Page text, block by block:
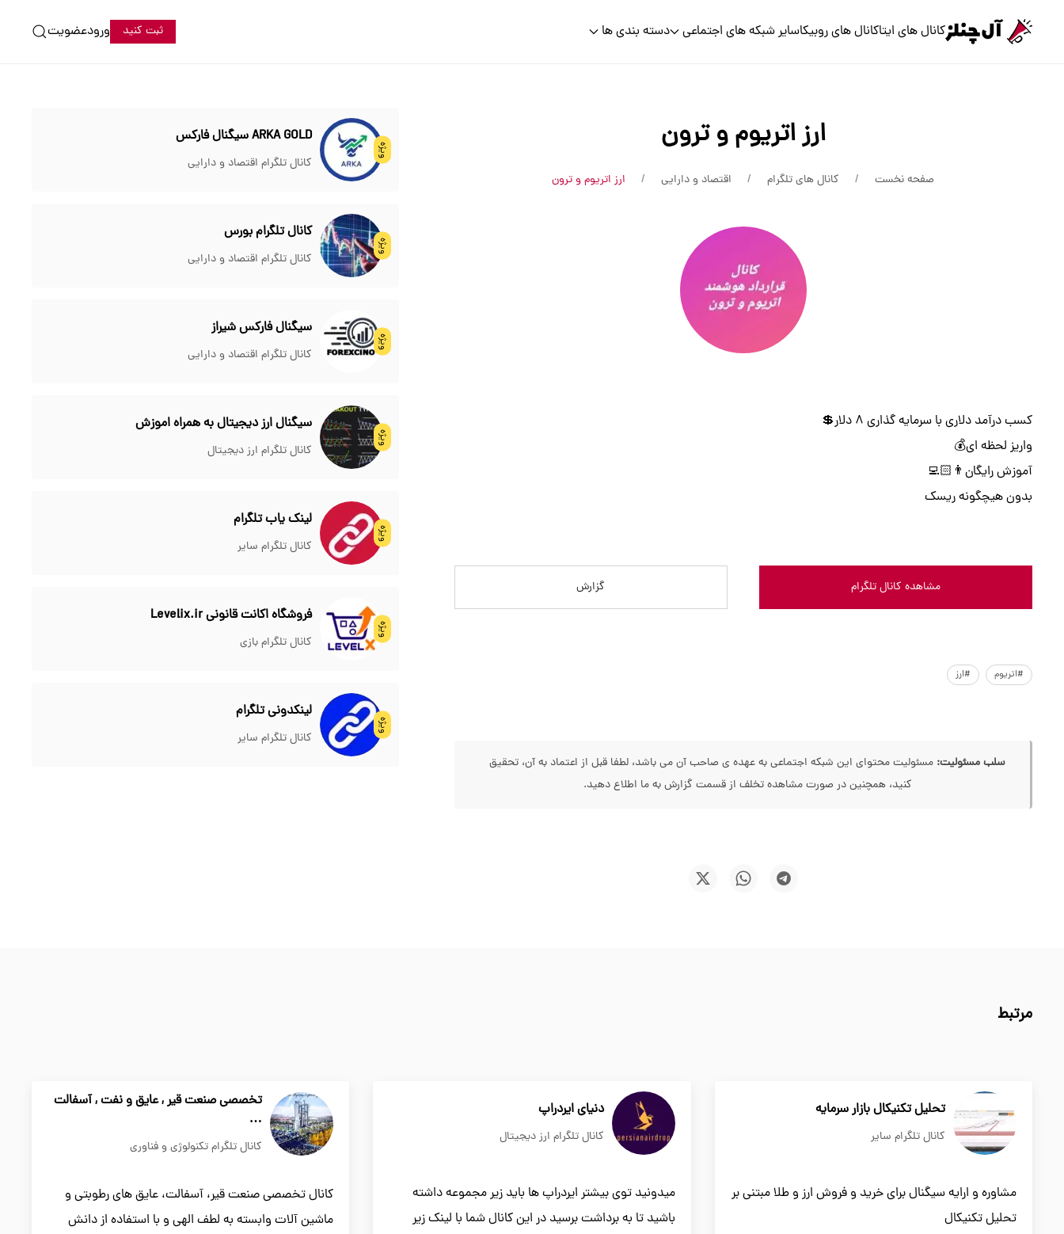
کانال های ایتاکانال های روبیکاسایر شبکه های اجتماعی دسته بندی ها ثبت کنید ورودعضویت
ارز اتریوم و ترون
صفحه نخست کانال های تلگرام اقتصاد و دارایی ارز اتریوم و ترون
کسب درآمد دلاری با سرمایه گذاری 8 دلار💲
واریز لحظه ای💰
آموزش رایگان👨🏻‍💻
بدون هیچگونه ریسک
مشاهده کانال تلگرام گزارش
#اتریوم #ارز
سلب مسئولیت: مسئولیت محتوای این شبکه اجتماعی به عهده ی صاحب آن می باشد، لطفا قبل از اعتماد به آن، تحقیق
کنید، همچنین در صورت مشاهده تخلف از قسمت گزارش به ما اطلاع دهید.
ویژه
ARKA GOLD سیگنال فارکس
کانال تلگرام اقتصاد و دارایی
ویژه
کانال تلگرام بورس
کانال تلگرام اقتصاد و دارایی
ویژه
سیگنال فارکس شیراز
کانال تلگرام اقتصاد و دارایی
ویژه
سیگنال ارز دیجیتال به همراه اموزش
کانال تلگرام ارز دیجیتال
ویژه
لینک یاب تلگرام
کانال تلگرام سایر
ویژه
فروشگاه اکانت قانونی Levelix.ir
کانال تلگرام بازی
ویژه
لینکدونی تلگرام
کانال تلگرام سایر
مرتبط
تحلیل تکنیکال بازار سرمایه
کانال تلگرام سایر
مشاوره و ارایه سیگنال برای خرید و فروش ارز و طلا مبتنی بر
تحلیل تکنیکال
دنیای ایردراپ
کانال تلگرام ارز دیجیتال
میدونید توی بیشتر ایردراپ ها باید زیر مجموعه داشته
باشید تا به برداشت برسید در این کانال شما با لینک زیر
تخصصی صنعت قیر , عایق و نفت , آسفالت
…
کانال تلگرام تکنولوژی و فناوری
کانال تخصصی صنعت قیر، آسفالت، عایق های رطوبتی و
ماشین آلات وابسته به لطف الهی و با استفاده از دانش